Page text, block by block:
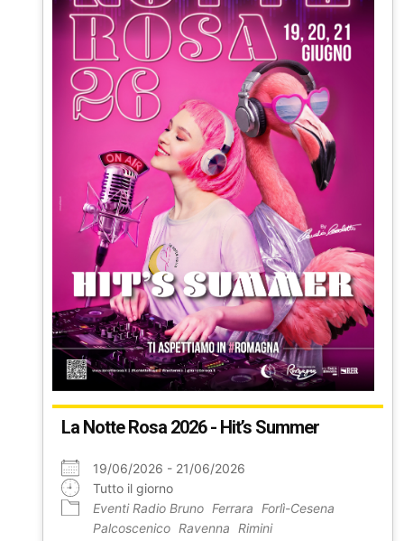
La Notte Rosa 2026 - Hit’s Summer
19/06/2026 - 21/06/2026
Tutto il giorno
Eventi Radio Bruno Ferrara
Forlì-Cesena
Palcoscenico Ravenna Rimini